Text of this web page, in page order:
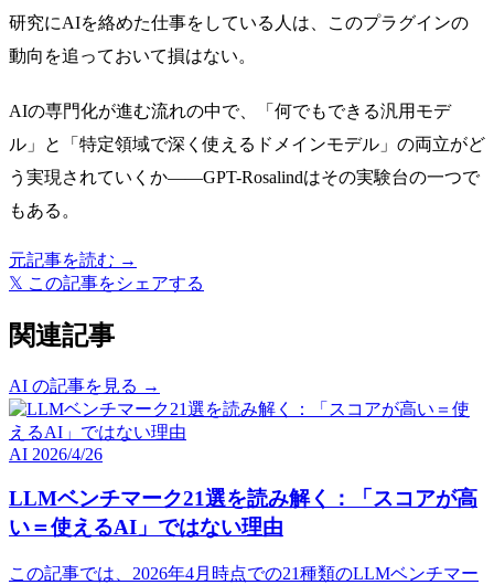
研究にAIを絡めた仕事をしている人は、このプラグインの
動向を追っておいて損はない。
AIの専門化が進む流れの中で、「何でもできる汎用モデ
ル」と「特定領域で深く使えるドメインモデル」の両立がど
う実現されていくか——GPT-Rosalindはその実験台の一つで
もある。
元記事を読む →
𝕏 この記事をシェアする
関連記事
AI の記事を見る →
AI 2026/4/26
LLMベンチマーク21選を読み解く：「スコアが高
い＝使えるAI」ではない理由
この記事では、2026年4月時点での21種類のLLMベンチマー